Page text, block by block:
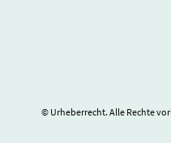
© Urheberrecht. Alle Rechte